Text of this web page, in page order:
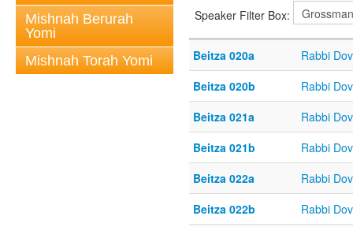
Mishnah Berurah
Yomi
Mishnah Torah Yomi
Speaker Filter Box:
Beitza 020a
Rabbi
Beitza 020b
Rabbi
Beitza 021a
Rabbi
Beitza 021b
Rabbi
Beitza 022a
Rabbi
Beitza 022b
Rabbi